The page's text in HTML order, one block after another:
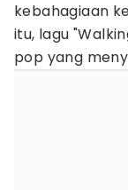
kebahagiaan
itu, lagu
pop yang